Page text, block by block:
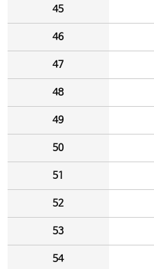
45
46
47
48
49
50
51
52
53
54